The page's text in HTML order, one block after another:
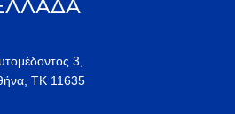
3,
ΤΚ 11635